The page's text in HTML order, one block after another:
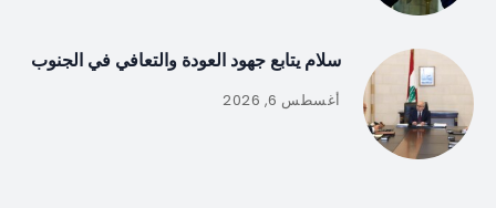
سلام يتابع جهود العودة والتعافي في الجنوب
أغسطس 6, 2026